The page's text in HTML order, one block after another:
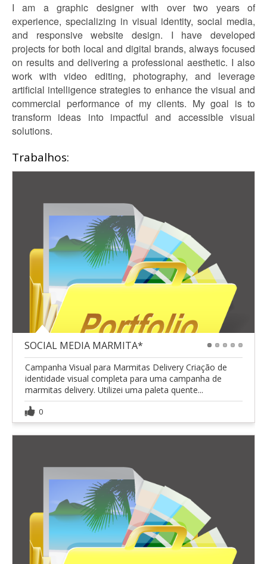
I am a graphic designer with over two years of
experience, specializing in visual identity, social media,
and responsive website design. I have developed
projects for both local and digital brands, always focused
on results and delivering a professional aesthetic. I also
work with video editing, photography, and leverage
artificial intelligence strategies to enhance the visual and
commercial performance of my clients. My goal is to
transform ideas into impactful and accessible visual
solutions.
Trabalhos:
SOCIAL MEDIA MARMITA*
Campanha Visual para Marmitas Delivery Criação de
identidade visual completa para uma campanha de
marmitas delivery. Utilizei uma paleta quente...
0